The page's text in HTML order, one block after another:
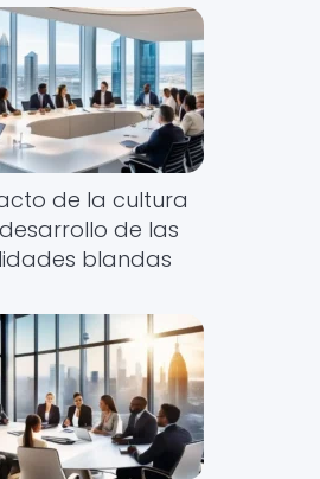
de la cultura
de las
blandas